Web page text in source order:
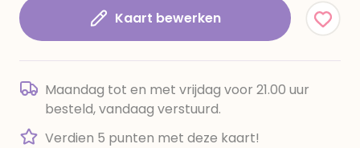
Kaart bewerken
Maandag tot en met vrijdag voor 21.00 uur
besteld, vandaag verstuurd.
Verdien 5 punten met deze kaart!